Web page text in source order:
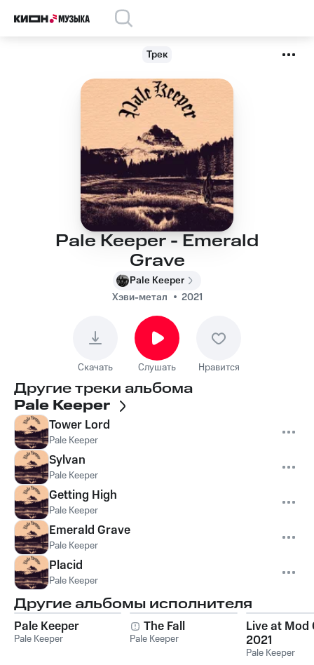
Трек
Pale Keeper - Emerald
Grave
Pale Keeper
Хэви-метал
2021
Скачать Слушать Нравится
Другие треки альбома
Pale Keeper
Tower Lord
Pale Keeper
Sylvan
Pale Keeper
Getting High
Pale Keeper
Emerald Grave
Pale Keeper
Placid
Pale Keeper
Другие альбомы исполнителя
Pale Keeper
Pale Keeper
The Fall
Pale Keeper
Live at Mod
2021
Pale Keeper